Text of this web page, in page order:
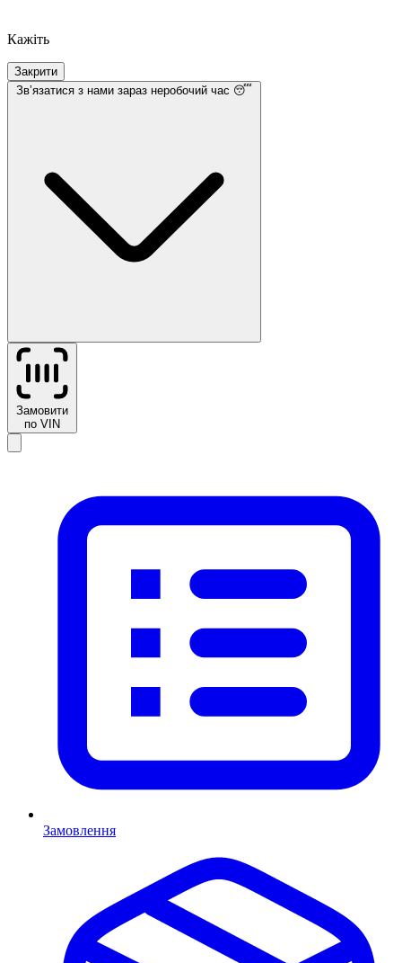
Кажіть
Закрити
Звʼязатися з нами зараз неробочий час 😴
Замовити
по VIN
Замовлення